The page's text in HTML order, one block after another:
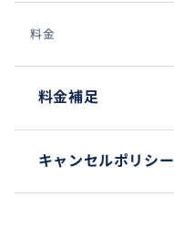
料金
料金補足
キャンセルポリシー